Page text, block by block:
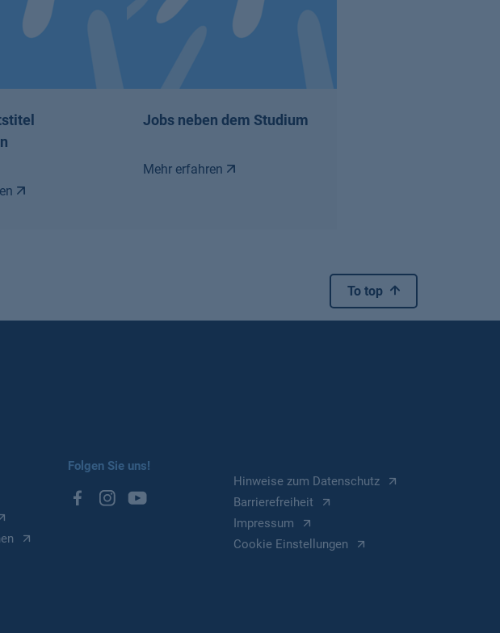
Jobs neben dem Studium
Mehr erfahren
To top
Folgen Sie uns!
Hinweise zum Datenschutz
Barrierefreiheit
Impressum
Cookie Einstellungen